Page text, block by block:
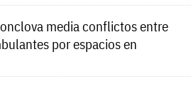
media conflictos entre
por espacios en